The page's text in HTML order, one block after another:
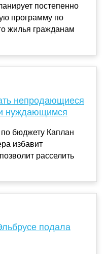
постепенно
программу по
жилья гражданам
непродающиеся
нуждающимся
бюджету Каплан
избавит
расселить
подала